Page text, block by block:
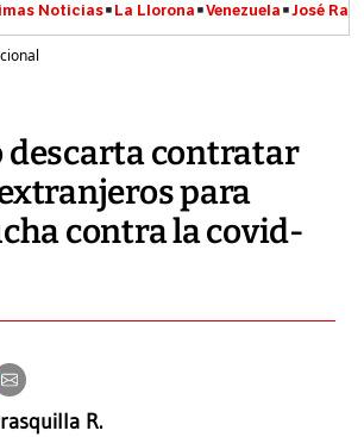
Noticias La Llorona Venezuela José
descarta contratar
para
contra la covid-
R.